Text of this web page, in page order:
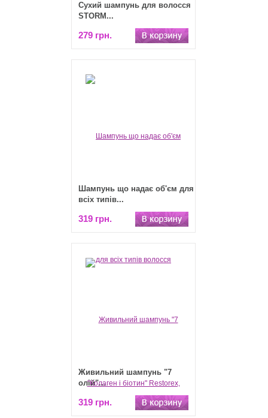
Сухий шампунь для волосся
STORM...
279 грн.
Шампунь що надає об'єм для
всіх типів...
319 грн.
Живильний шампунь "7
олій"...
319 грн.